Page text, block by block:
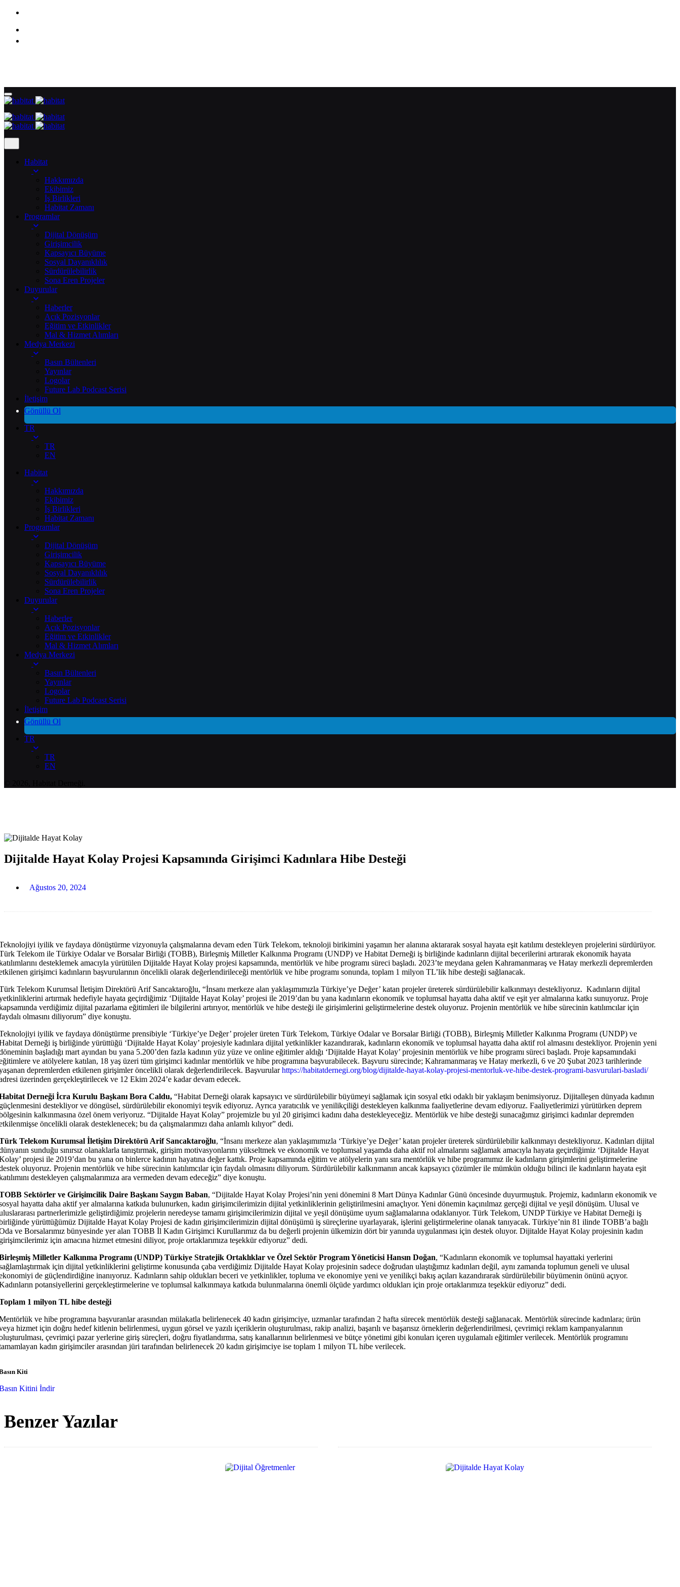
Habitat
Hakkımızda
Ekibimiz
İş Birlikleri
Habitat Zamanı
Programlar
Dijital Dönüşüm
Girişimcilik
Kapsayıcı Büyüme
Sosyal Dayanıklılık
Sürdürülebilirlik
Sona Eren Projeler
Duyurular
Haberler
Açık Pozisyonlar
Eğitim ve Etkinlikler
Mal & Hizmet Alımları
Medya Merkezi
Basın Bültenleri
Yayınlar
Logolar
Future Lab Podcast Serisi
İletişim
Gönüllü Ol
TR
TR
EN
Habitat
Hakkımızda
Ekibimiz
İş Birlikleri
Habitat Zamanı
Programlar
Dijital Dönüşüm
Girişimcilik
Kapsayıcı Büyüme
Sosyal Dayanıklılık
Sürdürülebilirlik
Sona Eren Projeler
Duyurular
Haberler
Açık Pozisyonlar
Eğitim ve Etkinlikler
Mal & Hizmet Alımları
Medya Merkezi
Basın Bültenleri
Yayınlar
Logolar
Future Lab Podcast Serisi
İletişim
Gönüllü Ol
TR
TR
EN
Dijitalde Hayat Kolay Projesi Kapsamında Girişimci Kadınlara Hibe Desteği
Ağustos 20, 2024
iyilik ve faydaya dönüştürme vizyonuyla çalışmalarına devam eden Türk Telekom, teknoloji birikimini yaşamın her alanına aktararak sosyal hayata eşit katılımı destekleyen projelerini sürdürüyor.
Telekom ile Türkiye Odalar ve Borsalar Birliği (TOBB), Birleşmiş Milletler Kalkınma Programı (UNDP) ve Habitat Derneği iş birliğinde kadınların dijital becerilerini artırarak ekonomik hayata
desteklemek amacıyla yürütülen Dijitalde Hayat Kolay projesi kapsamında, mentörlük ve hibe programı süreci başladı. 2023’te meydana gelen Kahramanmaraş ve Hatay merkezli depremlerden
girişimci kadınların başvurularının öncelikli olarak değerlendirileceği mentörlük ve hibe programı sonunda, toplam 1 milyon TL’lik hibe desteği sağlanacak.
Telekom Kurumsal İletişim Direktörü Arif Sancaktaroğlu, “İnsanı merkeze alan yaklaşımımızla Türkiye’ye Değer’ katan projeler üreterek sürdürülebilir kalkınmayı destekliyoruz. Kadınların dijital
artırmak hedefiyle hayata geçirdiğimiz ‘Dijitalde Hayat Kolay’ projesi ile 2019’dan bu yana kadınların ekonomik ve toplumsal hayatta daha aktif ve eşit yer almalarına katkı sunuyoruz. Proje
verdiğimiz dijital pazarlama eğitimleri ile bilgilerini artırıyor, mentörlük ve hibe desteği ile girişimlerini geliştirmelerine destek oluyoruz. Projenin mentörlük ve hibe sürecinin katılımcılar için
olmasını diliyorum” diye konuştu.
iyilik ve faydaya dönüştürme prensibiyle ‘Türkiye’ye Değer’ projeler üreten Türk Telekom, Türkiye Odalar ve Borsalar Birliği (TOBB), Birleşmiş Milletler Kalkınma Programı (UNDP) ve
Derneği iş birliğinde yürüttüğü ‘Dijitalde Hayat Kolay’ projesiyle kadınlara dijital yetkinlikler kazandırarak, kadınların ekonomik ve toplumsal hayatta daha aktif rol almasını destekliyor. Projenin yeni
başladığı mart ayından bu yana 5.200’den fazla kadının yüz yüze ve online eğitimler aldığı ‘Dijitalde Hayat Kolay’ projesinin mentörlük ve hibe programı süreci başladı. Proje kapsamındaki
ve atölyelere katılan, 18 yaş üzeri tüm girişimci kadınlar mentörlük ve hibe programına başvurabilecek. Başvuru sürecinde; Kahramanmaraş ve Hatay merkezli, 6 ve 20 Şubat 2023 tarihlerinde
depremlerden etkilenen girişimler öncelikli olarak değerlendirilecek. Başvurularhttps://habitatdernegi.org/blog/dijitalde-hayat-kolay-projesi-mentorluk-ve-hibe-destek-programi-basvurulari-basladi/
üzerinden gerçekleştirilecek ve 12 Ekim 2024’e kadar devam edecek.
Derneği İcra Kurulu Başkanı Bora Caldu, “Habitat Derneği olarak kapsayıcı ve sürdürülebilir büyümeyi sağlamak için sosyal etki odaklı bir yaklaşım benimsiyoruz. Dijitalleşen dünyada kadının
destekliyor ve döngüsel, sürdürülebilir ekonomiyi teşvik ediyoruz. Ayrıca yaratıcılık ve yenilikçiliği destekleyen kalkınma faaliyetlerine devam ediyoruz. Faaliyetlerimizi yürütürken deprem
kalkınmasına özel önem veriyoruz. “Dijitalde Hayat Kolay” projemizle bu yıl 20 girişimci kadını daha destekleyeceğiz. Mentörlük ve hibe desteği sunacağımız girişimci kadınlar depremden
öncelikli olarak desteklenecek; bu da çalışmalarımızı daha anlamlı kılıyor” dedi.
Telekom Kurumsal İletişim Direktörü Arif Sancaktaroğlu, “İnsanı merkeze alan yaklaşımımızla ‘Türkiye’ye Değer’ katan projeler üreterek sürdürülebilir kalkınmayı destekliyoruz. Kadınları dijital
sunduğu sınırsız olanaklarla tanıştırmak, girişim motivasyonlarını yükseltmek ve ekonomik ve toplumsal yaşamda daha aktif rol almalarını sağlamak amacıyla hayata geçirdiğimiz ‘Dijitalde Hayat
projesi ile 2019’dan bu yana on binlerce kadının hayatına değer kattık. Proje kapsamında eğitim ve atölyelerin yanı sıra mentörlük ve hibe programımız ile kadınların girişimlerini geliştirmelerine
oluyoruz. Projenin mentörlük ve hibe sürecinin katılımcılar için faydalı olmasını diliyorum. Sürdürülebilir kalkınmanın ancak kapsayıcı çözümler ile mümkün olduğu bilinci ile kadınların hayata eşit
destekleyen çalışmalarımıza ara vermeden devam edeceğiz” diye konuştu.
Sektörler ve Girişimcilik Daire Başkanı Saygın Baban, “Dijitalde Hayat Kolay Projesi’nin yeni dönemini 8 Mart Dünya Kadınlar Günü öncesinde duyurmuştuk. Projemiz, kadınların ekonomik ve
hayatta daha aktif yer almalarına katkıda bulunurken, kadın girişimcilerimizin dijital yetkinliklerinin geliştirilmesini amaçlıyor. Yeni dönemin kaçınılmaz gerçeği dijital ve yeşil dönüşüm. Ulusal ve
partnerlerimizle geliştirdiğimiz projelerin neredeyse tamamı girişimcilerimizin dijital ve yeşil dönüşüme uyum sağlamalarına odaklanıyor. Türk Telekom, UNDP Türkiye ve Habitat Derneği iş
yürüttüğümüz Dijitalde Hayat Kolay Projesi de kadın girişimcilerimizin dijital dönüşümü iş süreçlerine uyarlayarak, işlerini geliştirmelerine olanak tanıyacak. Türkiye’nin 81 ilinde TOBB’a bağlı
ve Borsalarımız bünyesinde yer alan TOBB İl Kadın Girişimci Kurullarımız da bu değerli projenin ülkemizin dört bir yanında uygulanması için destek oluyor. Dijitalde Hayat Kolay projesinin kadın
için amacına hizmet etmesini diliyor, proje ortaklarımıza teşekkür ediyoruz” dedi.
Milletler Kalkınma Programı (UNDP) Türkiye Stratejik Ortaklıklar ve Özel Sektör Program Yöneticisi Hansın Doğan, “Kadınların ekonomik ve toplumsal hayattaki yerlerini
için dijital yetkinliklerini geliştirme konusunda çaba verdiğimiz Dijitalde Hayat Kolay projesinin sadece doğrudan ulaştığımız kadınları değil, aynı zamanda toplumun geneli ve ulusal
de güçlendirdiğine inanıyoruz. Kadınların sahip oldukları beceri ve yetkinlikler, topluma ve ekonomiye yeni ve yenilikçi bakış açıları kazandırarak sürdürülebilir büyümenin önünü açıyor.
potansiyellerini gerçekleştirmelerine ve toplumsal kalkınmaya katkıda bulunmalarına önemli ölçüde yardımcı oldukları için proje ortaklarımıza teşekkür ediyoruz” dedi.
1 milyon TL hibe desteği
ve hibe programına başvuranlar arasından mülakatla belirlenecek 40 kadın girişimciye, uzmanlar tarafından 2 hafta sürecek mentörlük desteği sağlanacak. Mentörlük sürecinde kadınlara; ürün
hizmet için doğru hedef kitlenin belirlenmesi, uygun görsel ve yazılı içeriklerin oluşturulması, rakip analizi, başarılı ve başarısız örneklerin değerlendirilmesi, çevrimiçi reklam kampanyalarının
çevrimiçi pazar yerlerine giriş süreçleri, doğru fiyatlandırma, satış kanallarının belirlenmesi ve bütçe yönetimi gibi konuları içeren uygulamalı eğitimler verilecek. Mentörlük programını
kadın girişimciler arasından jüri tarafından belirlenecek 20 kadın girişimciye ise toplam 1 milyon TL hibe verilecek.
Kiti
Kitini İndir
Benzer Yazılar